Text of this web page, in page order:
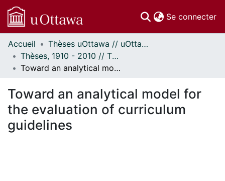
Se connecter
Communautés
et collections
Parcourir
À propos
Accueil
Thèses uOttawa // uOttawa Theses
Thèses, 1910 - 2010 // Theses, 1910 - 2010
Toward an analytical model for the evaluation of curriculum guidelines
Toward an analytical model for
the evaluation of curriculum
guidelines